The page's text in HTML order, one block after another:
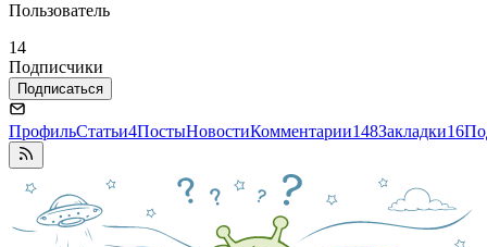
Пользователь
14
Подписчики
Подписаться
ПрофильСтатьи4ПостыНовостиКомментарии148Закладки16